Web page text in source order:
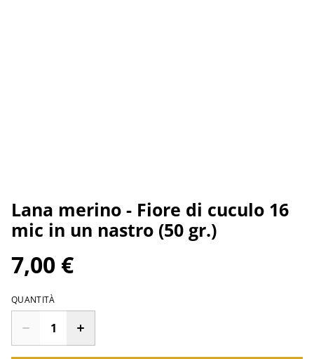
Lana merino - Fiore di cuculo 16
mic in un nastro (50 gr.)
7,00 €
QUANTITÀ